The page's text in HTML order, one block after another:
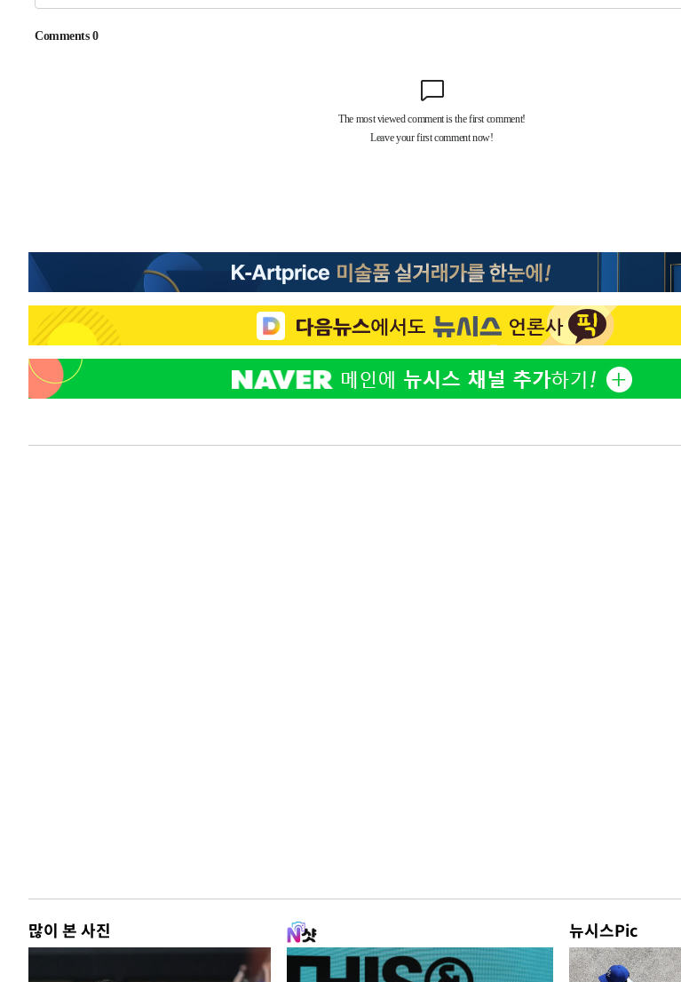
[속보]합참 "北 발사체는 단거리탄도미사일…감시·경계태세 강화"
日방위성, 北이 동해로 쏜 발사체는 탄도미사일 가능성
-4968초 전 >"韓 외환시장 개입 관측 배경엔 美의 대한국 무역적자 있어"
-4795초 전 >
'월드컵 탈락 후폭풍' 축구협회…초유의 압수수색에 '충격·당황'
-4197초 전 >[속보]종합특검, 대검 추가 압수수색…내란 중요임무종사 혐의
-292초 전 >[속보]코스닥, 800p 회복…0.26% 오른 801.67 마감
-222초 전 >
[속보]코스피, 301.88포인트(4.58%) 내린 6296.38 마감
-87초 전 >[속보]원·달러 환율, 0.7원 내린 1423.8원 마감
1시간 전 >손흥민, 5경기 연속골 실패…LAFC는 승부차기 끝 과달라하라 격파
많이 본 사진 뉴시스Pic
벌
2
아
일
3
허
들
4
김
5
효